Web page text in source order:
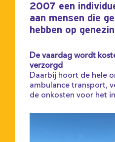
2007 een
aan mensen die
hebben op
De vaardag wordt
verzorgd
Daarbij hoort de hele
ambulance transport,
de onkosten voor het